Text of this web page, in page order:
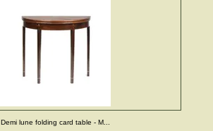
Demi lune folding card table - M...